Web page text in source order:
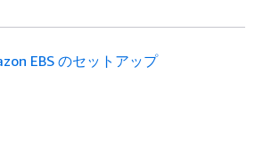
EBS のセットアップ